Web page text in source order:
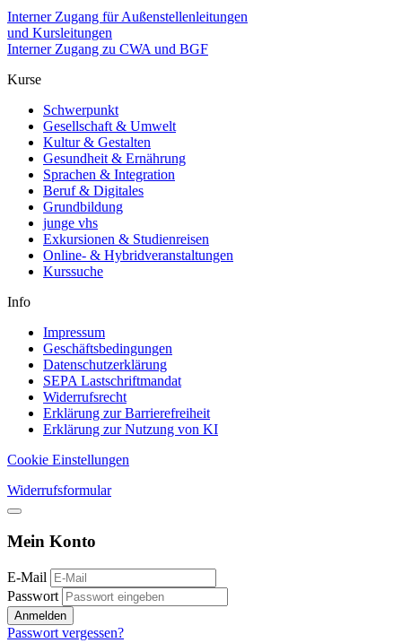
Interner Zugang für Außenstellenleitungen
und Kursleitungen
Interner Zugang zu CWA und BGF
Kurse
Schwerpunkt
Gesellschaft & Umwelt
Kultur & Gestalten
Gesundheit & Ernährung
Sprachen & Integration
Beruf & Digitales
Grundbildung
junge vhs
Exkursionen & Studienreisen
Online- & Hybridveranstaltungen
Kurssuche
Info
Impressum
Geschäftsbedingungen
Datenschutzerklärung
SEPA Lastschriftmandat
Widerrufsrecht
Erklärung zur Barrierefreiheit
Erklärung zur Nutzung von KI
Cookie Einstellungen
Widerrufsformular
Mein Konto
E-Mail
Passwort
Anmelden
Passwort vergessen?